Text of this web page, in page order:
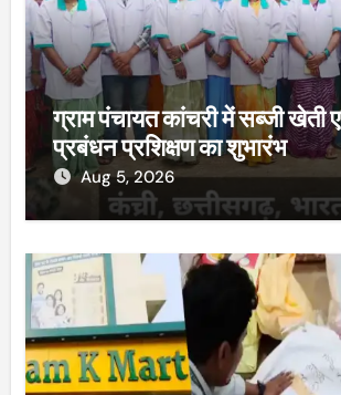
ग्राम पंचायत कांचरी में सब्जी खेती
प्रबंधन प्रशिक्षण का शुभारंभ
Aug 5, 2026